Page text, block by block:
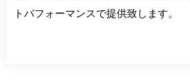
トパフォーマンスで提供致します。